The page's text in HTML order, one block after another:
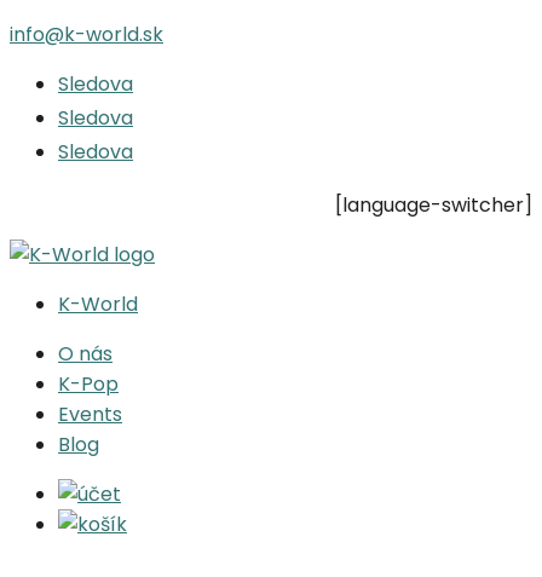
info@k-world.sk
Sledova
Sledova
Sledova
[language-switcher]
K-World
O nás
K-Pop
Events
Blog